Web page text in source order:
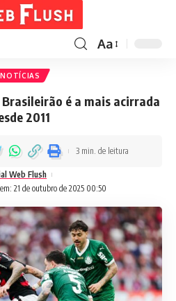
Aa
NOTÍCIAS
é a mais acirrada
2011
21 de outubro de 2025 00:50
Web Flush
3 min. de leitura